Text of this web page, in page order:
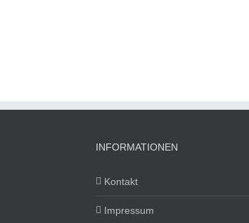
INFORMATIONEN
Kontakt
Impressum